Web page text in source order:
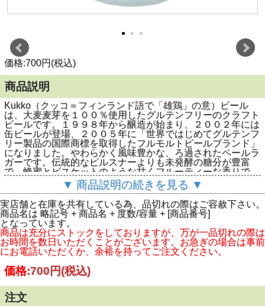
価格:700円(税込)
商品説明
Kukko（クッコ＝フィンランド語で「雄鶏」の意）ビール
は、大麦麦芽を１００％使用したグルテンフリーのクラフト
ビールです。１９９８年から醸造が始まり、２００２年には
缶ビールが登場、２００５年に「世界ではじめてグルテンフ
リー製品の国際商標を取得したフルモルトビールブランド」
になりました。やわらかく風味豊かな、ろ過されたペールラ
ガーです。伝統的なピルスナーよりも未発酵の糖分が豊富
で、蜂蜜とビスケットのような甘くフルーティーな香りで
す。フィンランドの淡いモルトとドイツのホップ（Magnum
種とPerle種）を使用しています。
▼ 商品説明の続きを見る ▼
実店舗と在庫を共有している為、品切れの際はご容赦下さい。
商品名は 略記号 + 商品名 + 度数/容量 + [商品番号]
となっています。
商品は充分にストックをしておりますが、万が一品切れの際は
お時間を数日いただくことがございます。お急ぎの場合は事前
にお電話いただくか、余裕を持ってご注文ください。
価格:700円(税込)
注文